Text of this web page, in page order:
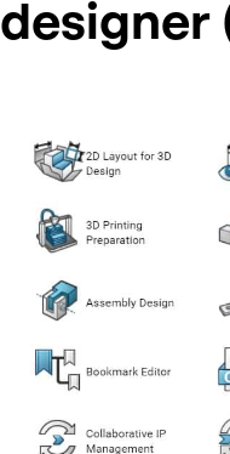
designer